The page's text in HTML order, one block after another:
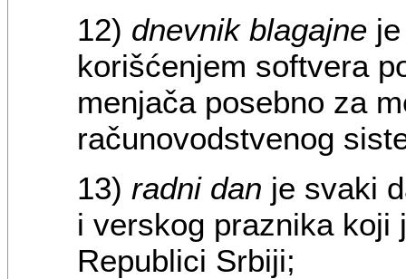
12) dnevnikblagajneje
korišćenjem softvera
menjača posebno za
računovodstvenog
13) radni dan je svaki
i verskog praznika koji
Republici Srbiji;